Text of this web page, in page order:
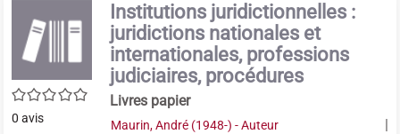
0/5
0 avis
Institutions juridictionnelles :
juridictions nationales et
internationales, professions
judiciaires, procédures
Livres papier
Maurin, André (1948-) - Auteur |